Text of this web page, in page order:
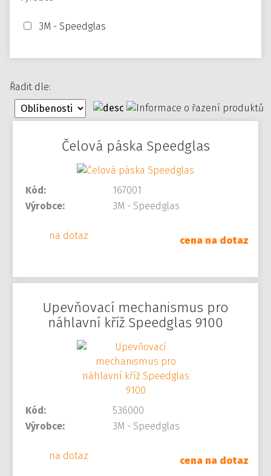
3M - Speedglas
Řadit dle:
Čelová páska Speedglas
Kód:
167001
Výrobce:
3M - Speedglas
na dotaz cena na dotaz
Upevňovací mechanismus pro
náhlavní kříž Speedglas 9100
Kód:
536000
Výrobce:
3M - Speedglas
na dotaz cena na dotaz